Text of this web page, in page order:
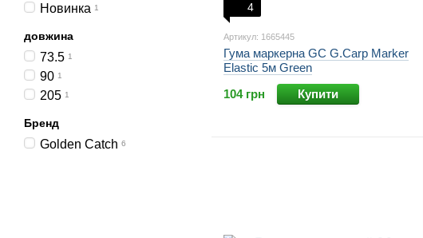
4
Артикул: 1665445
Гума маркерна GC G.Carp Marker
Elastic 5м Green
104 грн
Купити
Новинка 1
довжина
73.5 1
90 1
205 1
Бренд
Golden Catch 6